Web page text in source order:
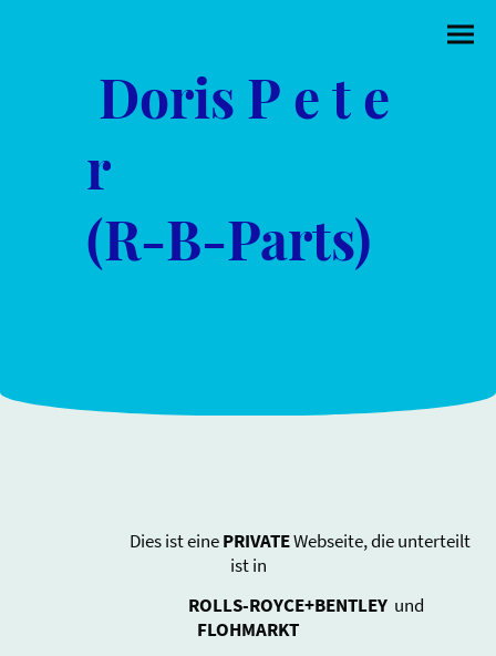
Doris P e t e
r
(R-B-Parts)
Dies ist einePRIVATEWebseite, die unterteilt
ist in
ROLLS-ROYCE+BENTLEY und
FLOHMARKT